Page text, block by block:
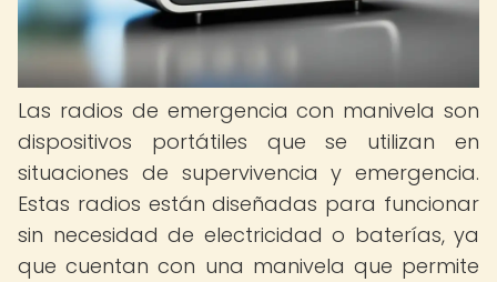
Las radios de emergencia con manivela son
dispositivos portátiles que se utilizan en
situaciones de supervivencia y emergencia.
Estas radios están diseñadas para funcionar
sin necesidad de electricidad o baterías, ya
que cuentan con una manivela que permite